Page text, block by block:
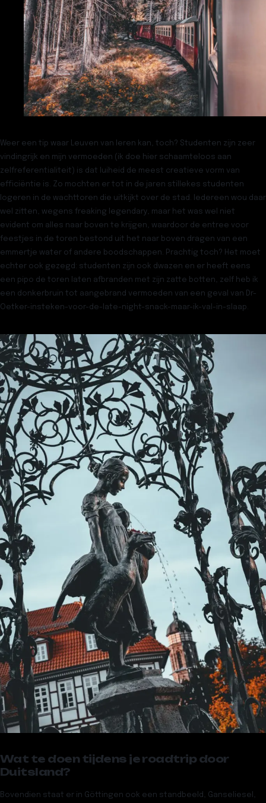
Weer een tip waar Leuven van leren kan, toch? Studenten zijn zeer
vindingrijk en mijn vermoeden (ik doe hier schaamteloos aan
zelfreferentialiteit) is dat luiheid de meest creatieve vorm van
efficiëntie is. Zo mochten er tot in de jaren stillekes studenten
logeren in de wachttoren die uitkijkt over de stad. Iedereen wou daar
wel zitten, wegens freaking legendary, maar het was wel niet
evident om alles naar boven te krijgen, waardoor de entree voor
feestjes in de toren bestond uit het naar boven dragen van een
emmertje water of andere boodschappen. Prachtig toch? Het moet
echter ook gezegd: studenten zijn ook dwazen en er heeft eens
een pipo de toren laten afbranden met zijn zatte botten, zelf heb ik
een donkerbruin tot aangebrand vermoeden van een geval van Dr-
Oetker-insteken-voor-de-late-night-snack-maar-ik-val-in-slaap.
Wat te doen tijdens je roadtrip door
Duitsland?
Bovendien staat er in Göttingen ook een standbeeld, Ganseliesel,